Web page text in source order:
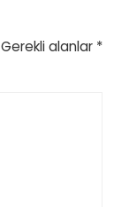
Gerekli alanlar *